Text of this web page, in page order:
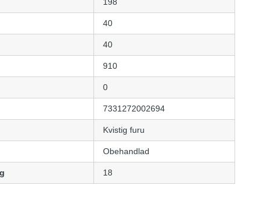
40
40
910
0
7331272002694
Kvistig furu
Obehandlad
18